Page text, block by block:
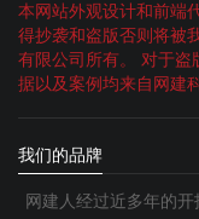
本网站外观设计和前端
得抄袭和盗版否则将被
有限公司所有。 对于盗
据以及案例均来自网建
我们的品牌
网建人经过近多年的